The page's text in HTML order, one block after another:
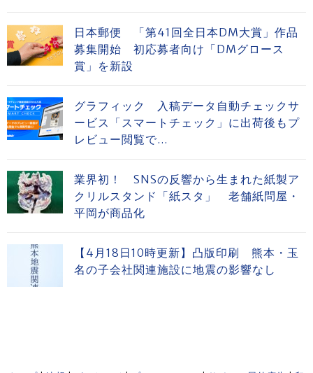
日本郵便 「第41回全日本DM大賞」作品
募集開始 初応募者向け「DMグロース
賞」を新設
グラフィック 入稿データ自動チェックサ
ービス「スマートチェック」に出荷後もプ
レビュー閲覧で...
業界初！ SNSの反響から生まれた紙製ア
クリルスタンド「紙スタ」 老舗紙問屋・
平岡が商品化
【4月18日10時更新】凸版印刷 熊本・玉
名の子会社関連施設に地震の影響なし